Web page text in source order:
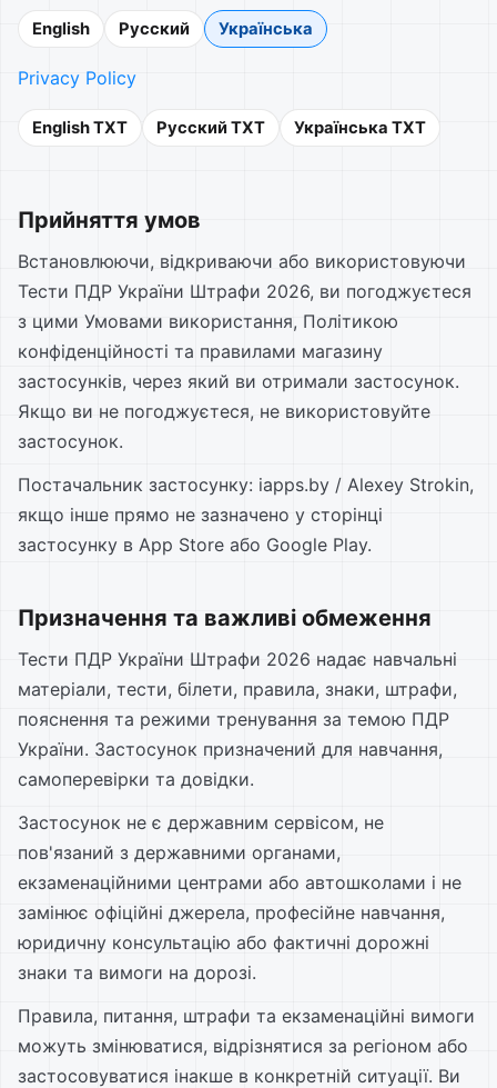
English Русский Українська
Privacy Policy
English TXT Русский TXT Українська TXT
Прийняття умов
Встановлюючи, відкриваючи або використовуючи
Тести ПДР України Штрафи 2026, ви погоджуєтеся
з цими Умовами використання, Політикою
конфіденційності та правилами магазину
застосунків, через який ви отримали застосунок.
Якщо ви не погоджуєтеся, не використовуйте
застосунок.
Постачальник застосунку: iapps.by / Alexey Strokin,
якщо інше прямо не зазначено у сторінці
застосунку в App Store або Google Play.
Призначення та важливі обмеження
Тести ПДР України Штрафи 2026 надає навчальні
матеріали, тести, білети, правила, знаки, штрафи,
пояснення та режими тренування за темою ПДР
України. Застосунок призначений для навчання,
самоперевірки та довідки.
Застосунок не є державним сервісом, не
пов'язаний з державними органами,
екзаменаційними центрами або автошколами і не
замінює офіційні джерела, професійне навчання,
юридичну консультацію або фактичні дорожні
знаки та вимоги на дорозі.
Правила, питання, штрафи та екзаменаційні вимоги
можуть змінюватися, відрізнятися за регіоном або
застосовуватися інакше в конкретній ситуації. Ви